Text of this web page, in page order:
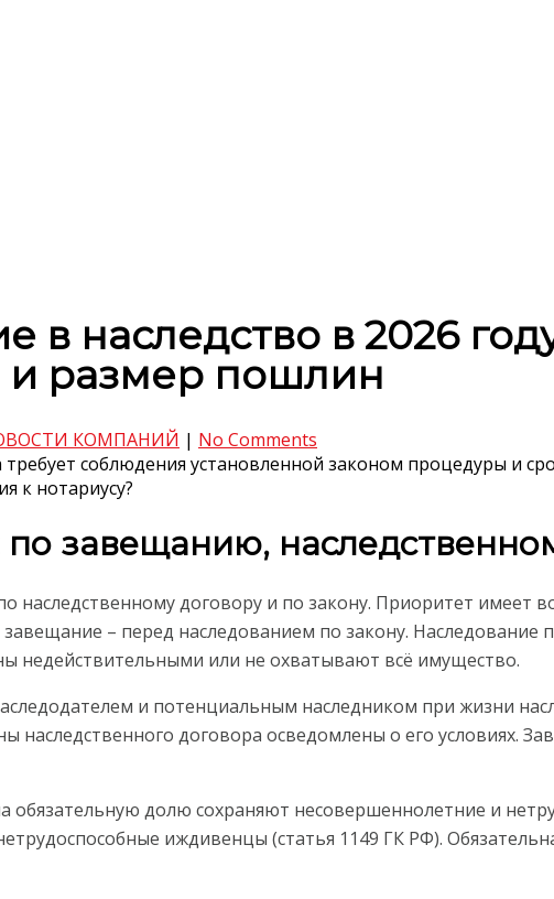
в наследство в 2026
размер пошлин
КОМПАНИЙ | No Comments
соблюдения установленной законом процедуры и
к нотариусу?
завещанию,
наследственному договору и по закону. Приоритет имеет
– перед наследованием по закону. Наследование
недействительными или не охватывают всё имущество.
и потенциальным наследником при жизни
наследственного договора осведомлены о его условиях.
долю сохраняют несовершеннолетние и
иждивенцы (статья 1149 ГК РФ).